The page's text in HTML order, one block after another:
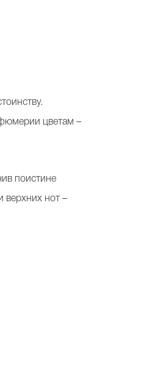
цветам –
поистине
верхних нот –